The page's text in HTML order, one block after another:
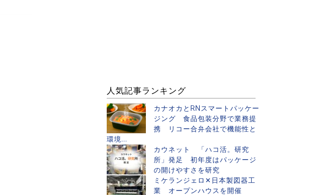
人気記事ランキング
カナオカとRNスマートパッケー
ジング 食品包装分野で業務提
携 リコー合弁会社で機能性と
環境...
カウネット 「ハコ活。研究
所」発足 初年度はパッケージ
の開けやすさを研究
ミケランジェロ✕日本製図器工
業 オープンハウスを開催